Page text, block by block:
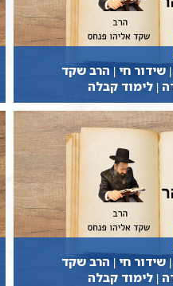
לספר הזוהר 21 | שידור חי | הרב שקד
| לימוד קבלה
הקדמה לספר הזוהר 24 | שידור חי | הרב שקד
| לימוד קבלה